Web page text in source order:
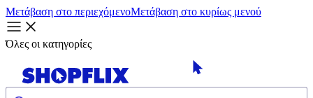
Μετάβαση στο περιεχόμενοΜετάβαση στο κυρίως μενού
Όλες οι κατηγορίες